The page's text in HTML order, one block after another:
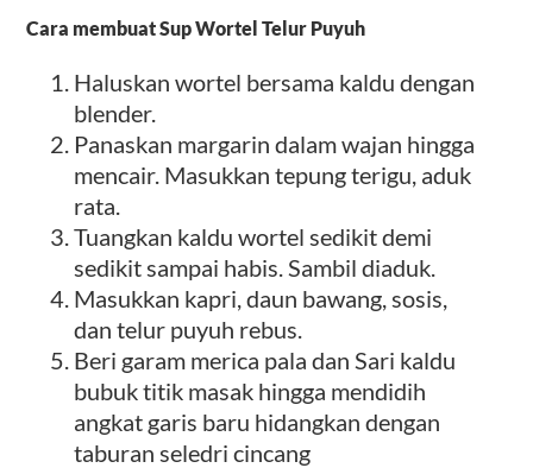
Cara membuat Sup Wortel Telur Puyuh
Haluskan wortel bersama kaldu dengan
blender.
Panaskan margarin dalam wajan hingga
mencair. Masukkan tepung terigu, aduk
rata.
Tuangkan kaldu wortel sedikit demi
sedikit sampai habis. Sambil diaduk.
Masukkan kapri, daun bawang, sosis,
dan telur puyuh rebus.
Beri garam merica pala dan Sari kaldu
bubuk titik masak hingga mendidih
angkat garis baru hidangkan dengan
taburan seledri cincang